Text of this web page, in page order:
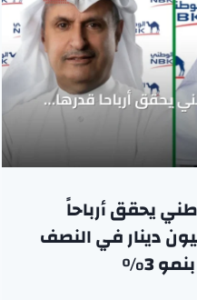
يحقق أرباحاً
324.8 مليون دينار في النصف